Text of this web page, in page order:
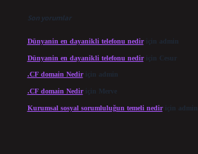
Son yorumlar
Dünyanin en dayanikli telefonu nediriçin admin
Dünyanin en dayanikli telefonu nediriçin Cesur
.CF domain Nediriçin admin
.CF domain Nediriçin Merve
Kurumsal sosyal sorumluluğun temeli nediriçin admin